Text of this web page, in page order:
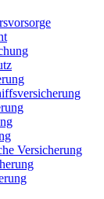
Versicherung